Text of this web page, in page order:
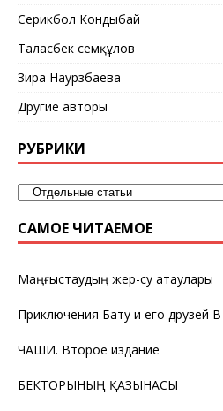
Серикбол Кондыбай
Таласбек Әсемқұлов
Зира Наурзбаева
Другие авторы
РУБРИКИ
САМОЕ ЧИТАЕМОЕ
Маңғыстаудың жер-су атаулары
Приключения Бату и его
ЧАШИ. Второе издание
БЕКТОРЫНЫҢ ҚАЗЫНАСЫ